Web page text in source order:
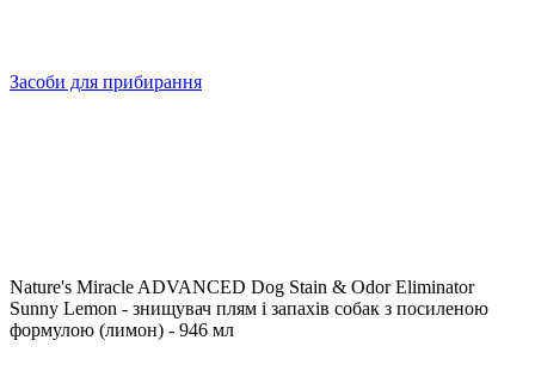
Засоби для прибирання
Nature's Miracle ADVANCED Dog Stain & Odor Eliminator
Sunny Lemon - знищувач плям і запахів собак з посиленою
формулою (лимон) - 946 мл